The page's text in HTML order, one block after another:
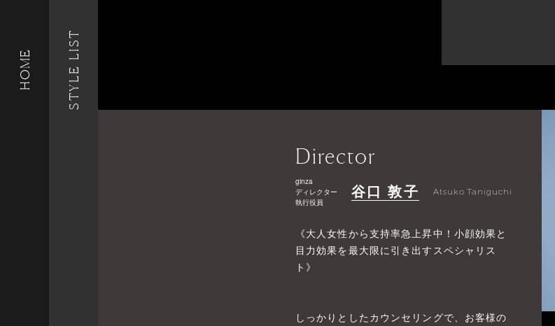
HOME STYLE LIST
Director
ginza
ディレクター
執行役員
谷口 敦子 Atsuko Taniguchi
《大人女性から支持率急上昇中！小顔効果と
目力効果を最大限に引き出すスペシャリス
ト》
しっかりとしたカウンセリングで、お客様の